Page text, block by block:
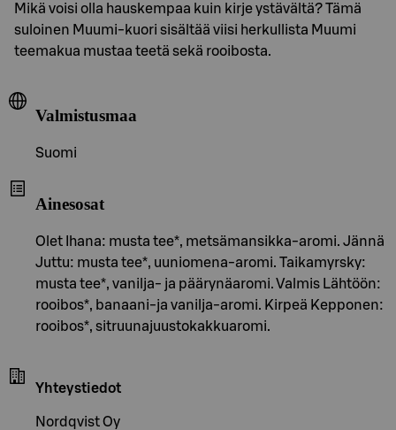
Mikä voisi olla hauskempaa kuin kirje ystävältä? Tämä
suloinen Muumi-kuori sisältää viisi herkullista Muumi
teemakua mustaa teetä sekä rooibosta.
Valmistusmaa
Suomi
Ainesosat
Olet Ihana: musta tee*, metsämansikka-aromi. Jännä
Juttu: musta tee*, uuniomena-aromi. Taikamyrsky:
musta tee*, vanilja- ja päärynäaromi. Valmis Lähtöön:
rooibos*, banaani-ja vanilja-aromi. Kirpeä Kepponen:
rooibos*, sitruunajuustokakkuaromi.
Yhteystiedot
Nordqvist Oy